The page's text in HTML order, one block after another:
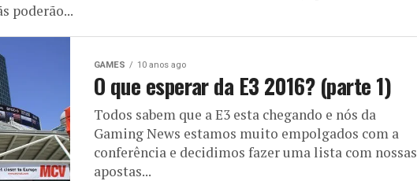
poderão...
GAMES 10 anos ago
O que esperar da E3 2016? (parte 1)
Todos sabem que a E3 esta chegando e nós da
Gaming News estamos muito empolgados com a
conferência e decidimos fazer uma lista com nossas
apostas...